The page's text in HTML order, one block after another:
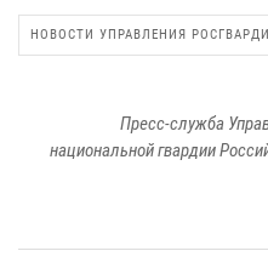
НОВОСТИ УПРАВЛЕНИЯ
Пресс-служба
национальной гвардии